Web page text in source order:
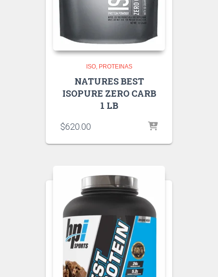
ISO PROTEINAS
NATURES BEST
ISOPURE ZERO CARB
1 LB
$620.00